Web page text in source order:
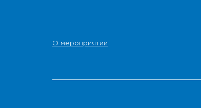
О мероприятии